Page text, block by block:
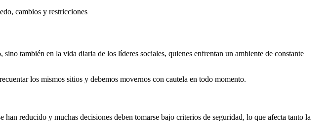
cambios y restricciones
también en la vida diaria de los líderes sociales, quienes enfrentan un ambiente de constante
los mismos sitios y debemos movernos con cautela en todo momento.
reducido y muchas decisiones deben tomarse bajo criterios de seguridad, lo que afecta tanto la